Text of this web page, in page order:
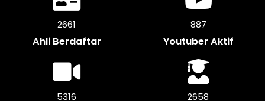
2925
Ahli Berdaftar
974
Youtuber Aktif
5844 2922